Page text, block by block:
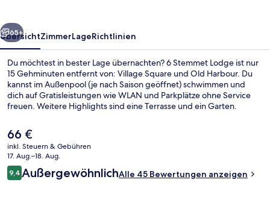
Weiter
65+
ÜbersichtZimmerLageRichtlinien
Du möchtest in bester Lage übernachten? 6 Stemmet Lodge ist nur
15 Gehminuten entfernt von: Village Square und Old Harbour. Du
kannst im Außenpool (je nach Saison geöffnet) schwimmen und
dich auf Gratisleistungen wie WLAN und Parkplätze ohne Service
freuen. Weitere Highlights sind eine Terrasse und ein Garten.
Der
aktuelle
Preis
beträgt
66 €.
66 €
inkl. Steuern & Gebühren
17. Aug.–18. Aug.
Bewertungen
9,49,4 von 10.
AußergewöhnlichAlle 45 Bewertungen anzeigen